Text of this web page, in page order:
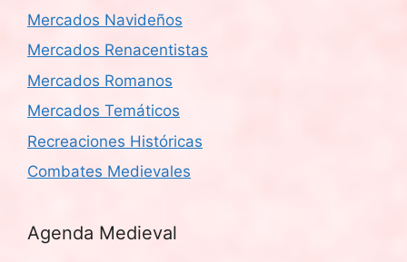
Mercados Navideños
Mercados Renacentistas
Mercados Romanos
Mercados Temáticos
Recreaciones Históricas
Combates Medievales
Agenda Medieval